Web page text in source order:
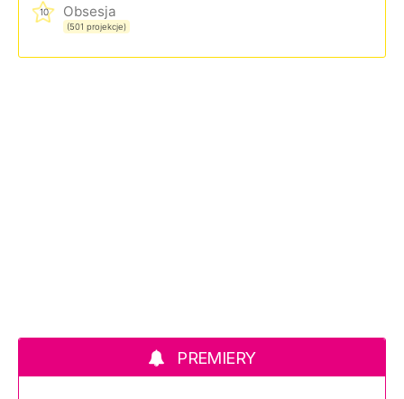
10 Obsesja
(501 projekcje)
PREMIERY